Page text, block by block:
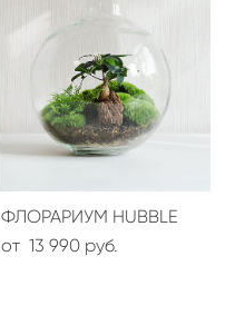
ФЛОРАРИУМ HUBBLE
от 13 990 pуб.